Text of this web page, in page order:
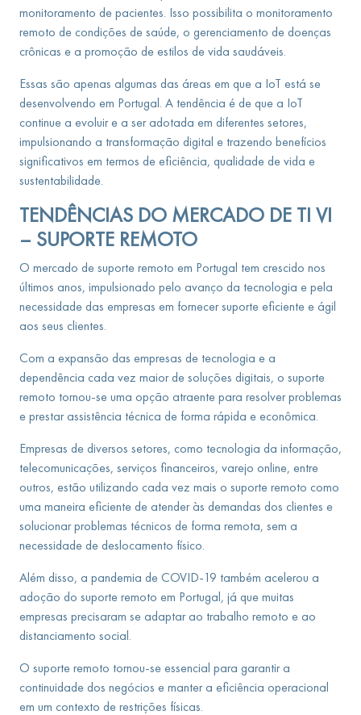
monitoramento de pacientes. Isso possibilita o monitoramento
remoto de condições de saúde, o gerenciamento de doenças
crônicas e a promoção de estilos de vida saudáveis.
Essas são apenas algumas das áreas em que a IoT está se
desenvolvendo em Portugal. A tendência é de que a IoT
continue a evoluir e a ser adotada em diferentes setores,
impulsionando a transformação digital e trazendo benefícios
significativos em termos de eficiência, qualidade de vida e
sustentabilidade.
TENDÊNCIAS DO MERCADO DE TI VI
– SUPORTE REMOTO
O mercado de suporte remoto em Portugal tem crescido nos
últimos anos, impulsionado pelo avanço da tecnologia e pela
necessidade das empresas em fornecer suporte eficiente e ágil
aos seus clientes.
Com a expansão das empresas de tecnologia e a
dependência cada vez maior de soluções digitais, o suporte
remoto tornou-se uma opção atraente para resolver problemas
e prestar assistência técnica de forma rápida e econômica.
Empresas de diversos setores, como tecnologia da informação,
telecomunicações, serviços financeiros, varejo online, entre
outros, estão utilizando cada vez mais o suporte remoto como
uma maneira eficiente de atender às demandas dos clientes e
solucionar problemas técnicos de forma remota, sem a
necessidade de deslocamento físico.
Além disso, a pandemia de COVID-19 também acelerou a
adoção do suporte remoto em Portugal, já que muitas
empresas precisaram se adaptar ao trabalho remoto e ao
distanciamento social.
O suporte remoto tornou-se essencial para garantir a
continuidade dos negócios e manter a eficiência operacional
em um contexto de restrições físicas.